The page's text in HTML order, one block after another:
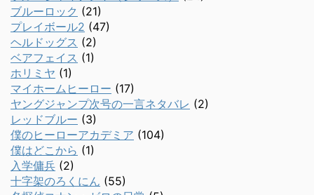
ブルーロック (21)
プレイボール2 (47)
ヘルドッグス (2)
ベアフェイス (1)
ホリミヤ (1)
マイホームヒーロー (17)
ヤングジャンプ次号の一言ネタバレ (2)
レッドブルー (3)
僕のヒーローアカデミア (104)
僕はどこから (1)
入学傭兵 (2)
十字架のろくにん (55)